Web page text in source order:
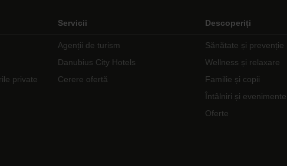
private
Servicii
Agenții de turism
Danubius City Hotels
Cerere ofertă
Descoperiți
Sănătate și prevenție
Wellness și relaxare
Familie și copii
Întâlniri și evenimente
Oferte